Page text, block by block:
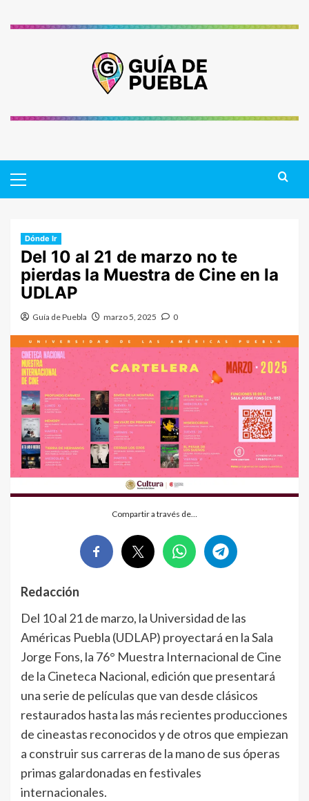
Menu
Dónde Ir
Del 10 al 21 de marzo no te
pierdas la Muestra de Cine en la
UDLAP
Guía de Puebla marzo 5, 2025 0
Compartir a través de…
Redacción
Del 10 al 21 de marzo, la Universidad de las
Américas Puebla (UDLAP) proyectará en la Sala
Jorge Fons, la 76° Muestra Internacional de Cine
de la Cineteca Nacional, edición que presentará
una serie de películas que van desde clásicos
restaurados hasta las más recientes producciones
de cineastas reconocidos y de otros que empiezan
a construir sus carreras de la mano de sus óperas
primas galardonadas en festivales
internacionales.